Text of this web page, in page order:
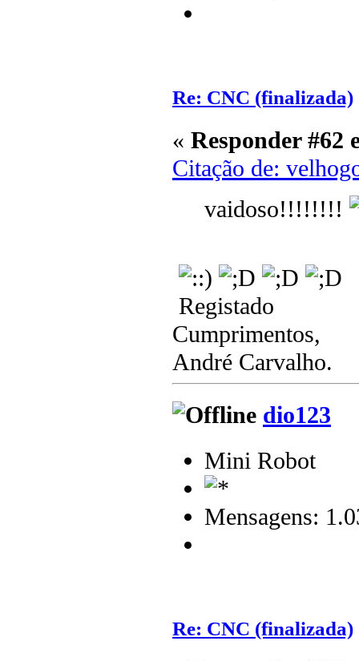
Re: CNC (finalizada)
« Responder #62
Citação de:
vaidoso!!!!!!!!
Registado
Cumprimentos,
André Carvalho.
dio123
Mini Robot
Mensagens:
Re: CNC (finalizada)